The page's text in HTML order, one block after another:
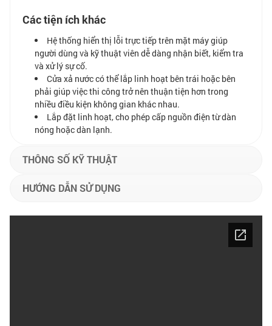
Các tiện ích khác
Hệ thống hiển thị lỗi trực tiếp trên mặt máy giúp
người dùng và kỹ thuật viên dễ dàng nhận biết, kiểm tra
và xử lý sự cố.
Cửa xả nước có thể lắp linh hoạt bên trái hoặc bên
phải giúp việc thi công trở nên thuận tiện hơn trong
nhiều điều kiện không gian khác nhau.
Lắp đặt linh hoạt, cho phép cấp nguồn điện từ dàn
nóng hoặc dàn lạnh.
THÔNG SỐ KỸ THUẬT
HƯỚNG DẪN SỬ DỤNG